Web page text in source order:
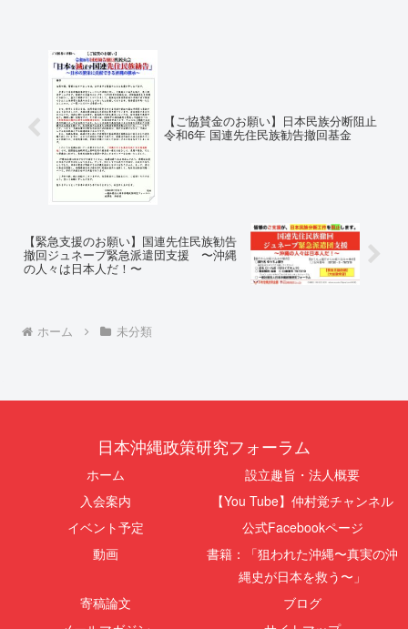
【ご協賛金のお願い】日本民族分断阻止
令和6年 国連先住民族勧告撤回基金
【緊急支援のお願い】国連先住民族勧告
撤回ジュネーブ緊急派遣団支援 〜沖縄
の人々は日本人だ！〜
ホーム 未分類
日本沖縄政策研究フォーラム
ホーム
設立趣旨・法人概要
入会案内
【You Tube】仲村覚チャンネル
イベント予定
公式Facebookページ
動画
書籍：「狙われた沖縄〜真実の沖
縄史が日本を救う〜」
寄稿論文
ブログ